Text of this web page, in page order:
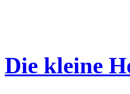
Die kleine